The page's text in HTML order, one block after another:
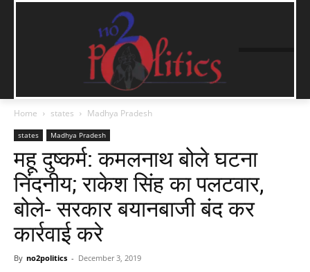
Home states Madhya Pradesh
states Madhya Pradesh
महू दुष्कर्म: कमलनाथ बोले घटना
निंदनीय; राकेश सिंह का पलटवार,
बोले- सरकार बयानबाजी बंद कर
कार्रवाई करे
By no2politics - December 3, 2019